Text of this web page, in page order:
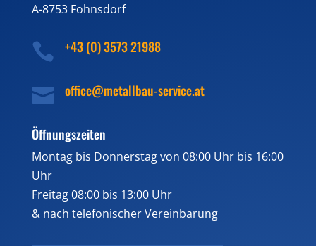
A-8753 Fohnsdorf
 +43 (0) 3573 21988
 office@metallbau-service.at
Öffnungszeiten
Montag bis Donnerstag von 08:00 Uhr bis 16:00
Uhr
Freitag 08:00 bis 13:00 Uhr
& nach telefonischer Vereinbarung